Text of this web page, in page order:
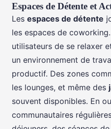
Espaces de Détente et
Les espaces de détente
les espaces de
utilisateurs de se relaxer
un environnement de
productif. Des zones
les lounges, et même des
souvent disponibles. En
communautaires